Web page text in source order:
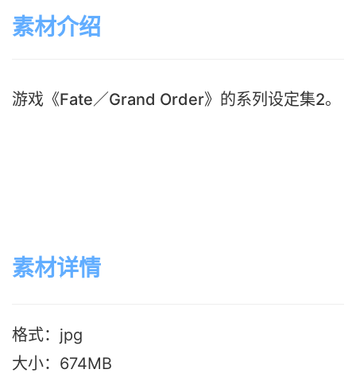
素材介绍
游戏《Fate／Grand Order》的系列设定集2。
素材详情
格式：jpg
大小：674MB